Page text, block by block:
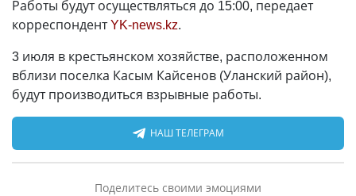
Работы будут осуществляться до 15:00, передает
корреспондентYK-news.kz.
3 июля в крестьянском хозяйстве, расположенном
вблизи поселка Касым Кайсенов (Уланский район),
будут производиться взрывные работы.
НАШ ТЕЛЕГРАМ
Поделитесь своими эмоциями